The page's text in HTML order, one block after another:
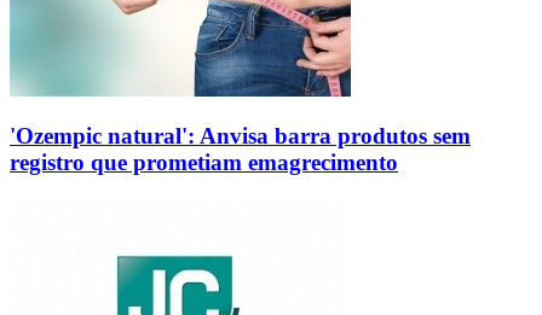
'Ozempic natural': Anvisa barra produtos sem
registro que prometiam emagrecimento